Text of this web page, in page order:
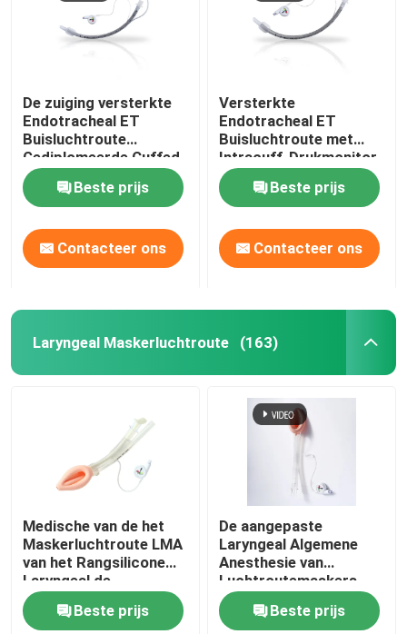
Producten
Over ons
Fabrieksreis
Kwaliteitscontrole
De zuiging versterkte
Endotracheal ET
Buisluchtroute
Gediplomeerde Cuffed
ISO13485
Beste prijs
Contacteer ons
Versterkte
Endotracheal ET
Buisluchtroute met
Intracuff-Drukmonitor
Beste prijs
Contacteer ons
Laryngeal Maskerluchtroute (163)
Medische van de het
Maskerluchtroute LMA
van het Rangsilicone
Laryngeal de
Beschermerluchtroute
Beste prijs
De aangepaste
Laryngeal Algemene
Anesthesie van
Luchtroutemaskers
LMA
Beste prijs